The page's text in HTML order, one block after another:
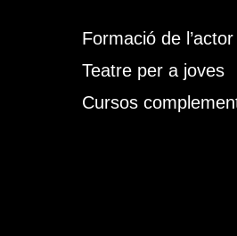
Formació de l’actor
Teatre per a joves
Cursos